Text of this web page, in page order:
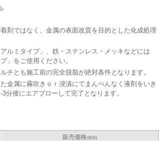
剤ではなく、金属の表面改質を目的とした化成処理
ルミタイプ」、鉄・ステンレス・メッキなどには
」をご使用ください。
チとも施工前の完全脱脂が絶対条件となります。
金属に霧吹きｏｒ浸漬にてまんべんなく液剤をいき
分後にエアブローして完了となります。
販売価格(税別)